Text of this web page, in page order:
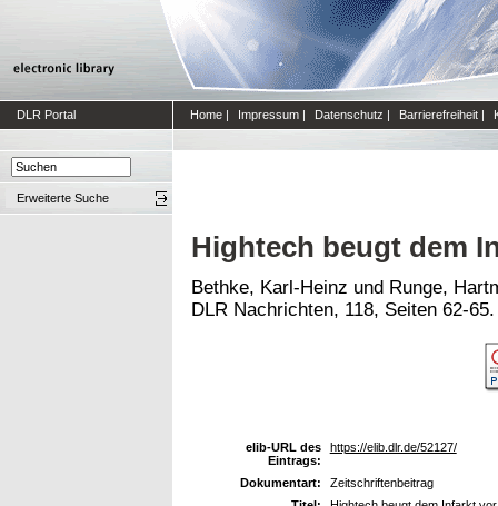
DLR Portal Home | Impressum | Datenschutz | Barrierefreiheit |
Erweiterte Suche
Hightech beugt dem
Bethke, Karl-Heinz und Runge,
DLR Nachrichten, 118, Seiten 62-65.
elib-URL des
Eintrags:
https://elib.dlr.de/52127/
Dokumentart:
Zeitschriftenbeitrag